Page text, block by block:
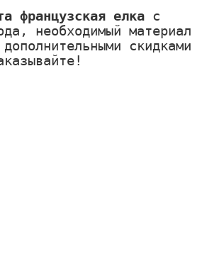
французская елка с
необходимый материал
скидками